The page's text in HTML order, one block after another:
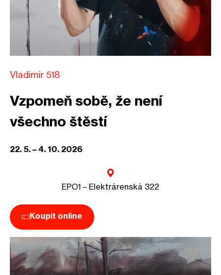
Vladimir 518
Vzpomeň sobě, že není
všechno štěstí
22. 5. – 4. 10. 2026
EPO1 – Elektrárenská 322
Koupit online